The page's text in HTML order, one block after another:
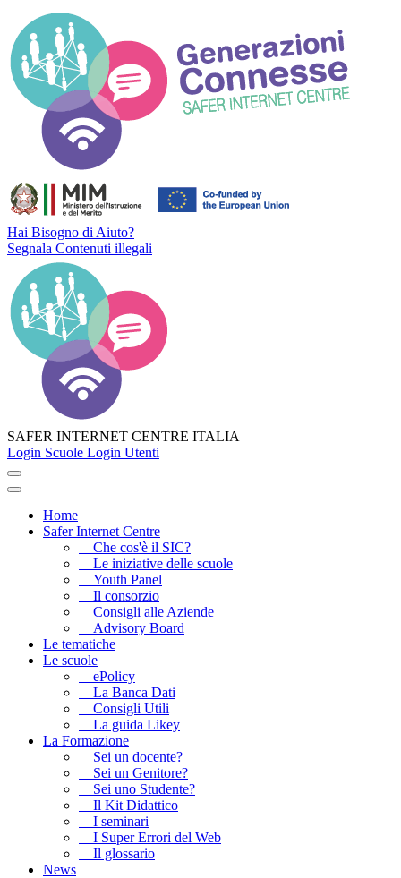
Hai Bisogno di Aiuto?
Segnala Contenuti illegali
SAFER INTERNET CENTRE ITALIA
Login Scuole Login Utenti
Home
Safer Internet Centre
Che cos'è il SIC?
Le iniziative delle scuole
Youth Panel
Il consorzio
Consigli alle Aziende
Advisory Board
Le tematiche
Le scuole
ePolicy
La Banca Dati
Consigli Utili
La guida Likey
La Formazione
Sei un docente?
Sei un Genitore?
Sei uno Studente?
Il Kit Didattico
I seminari
I Super Errori del Web
Il glossario
News